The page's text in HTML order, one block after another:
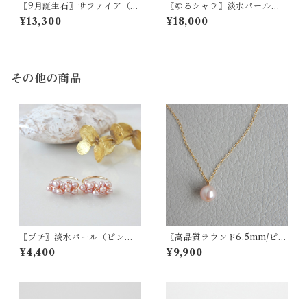
〖9月誕生石〗サファイア（ゴ
ールデンピーチ）・アコヤパ
ールブレスレット 14kgf【156
¥13,300
〖ゆるシャラ〗淡水パールブ
レスレット 14kgf【1418】
¥18,000
その他の商品
〖プチ〗淡水パール（ピン
ク）ピアス/イヤリング14kgf
【1782】
¥4,400
〖高品質ラウンド6.5mm/ピン
ク〗淡水パール一粒ネックレ
ス14kgf【1215】
¥9,900